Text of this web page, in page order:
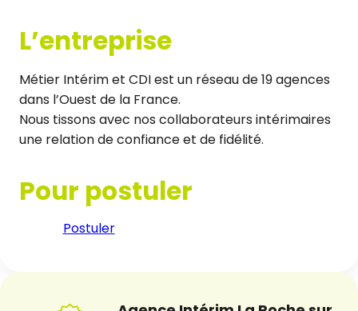
L’entreprise
Métier Intérim et CDI est un réseau de 19 agences
dans l’Ouest de la France.
Nous tissons avec nos collaborateurs intérimaires
une relation de confiance et de fidélité.
Pour postuler
Postuler